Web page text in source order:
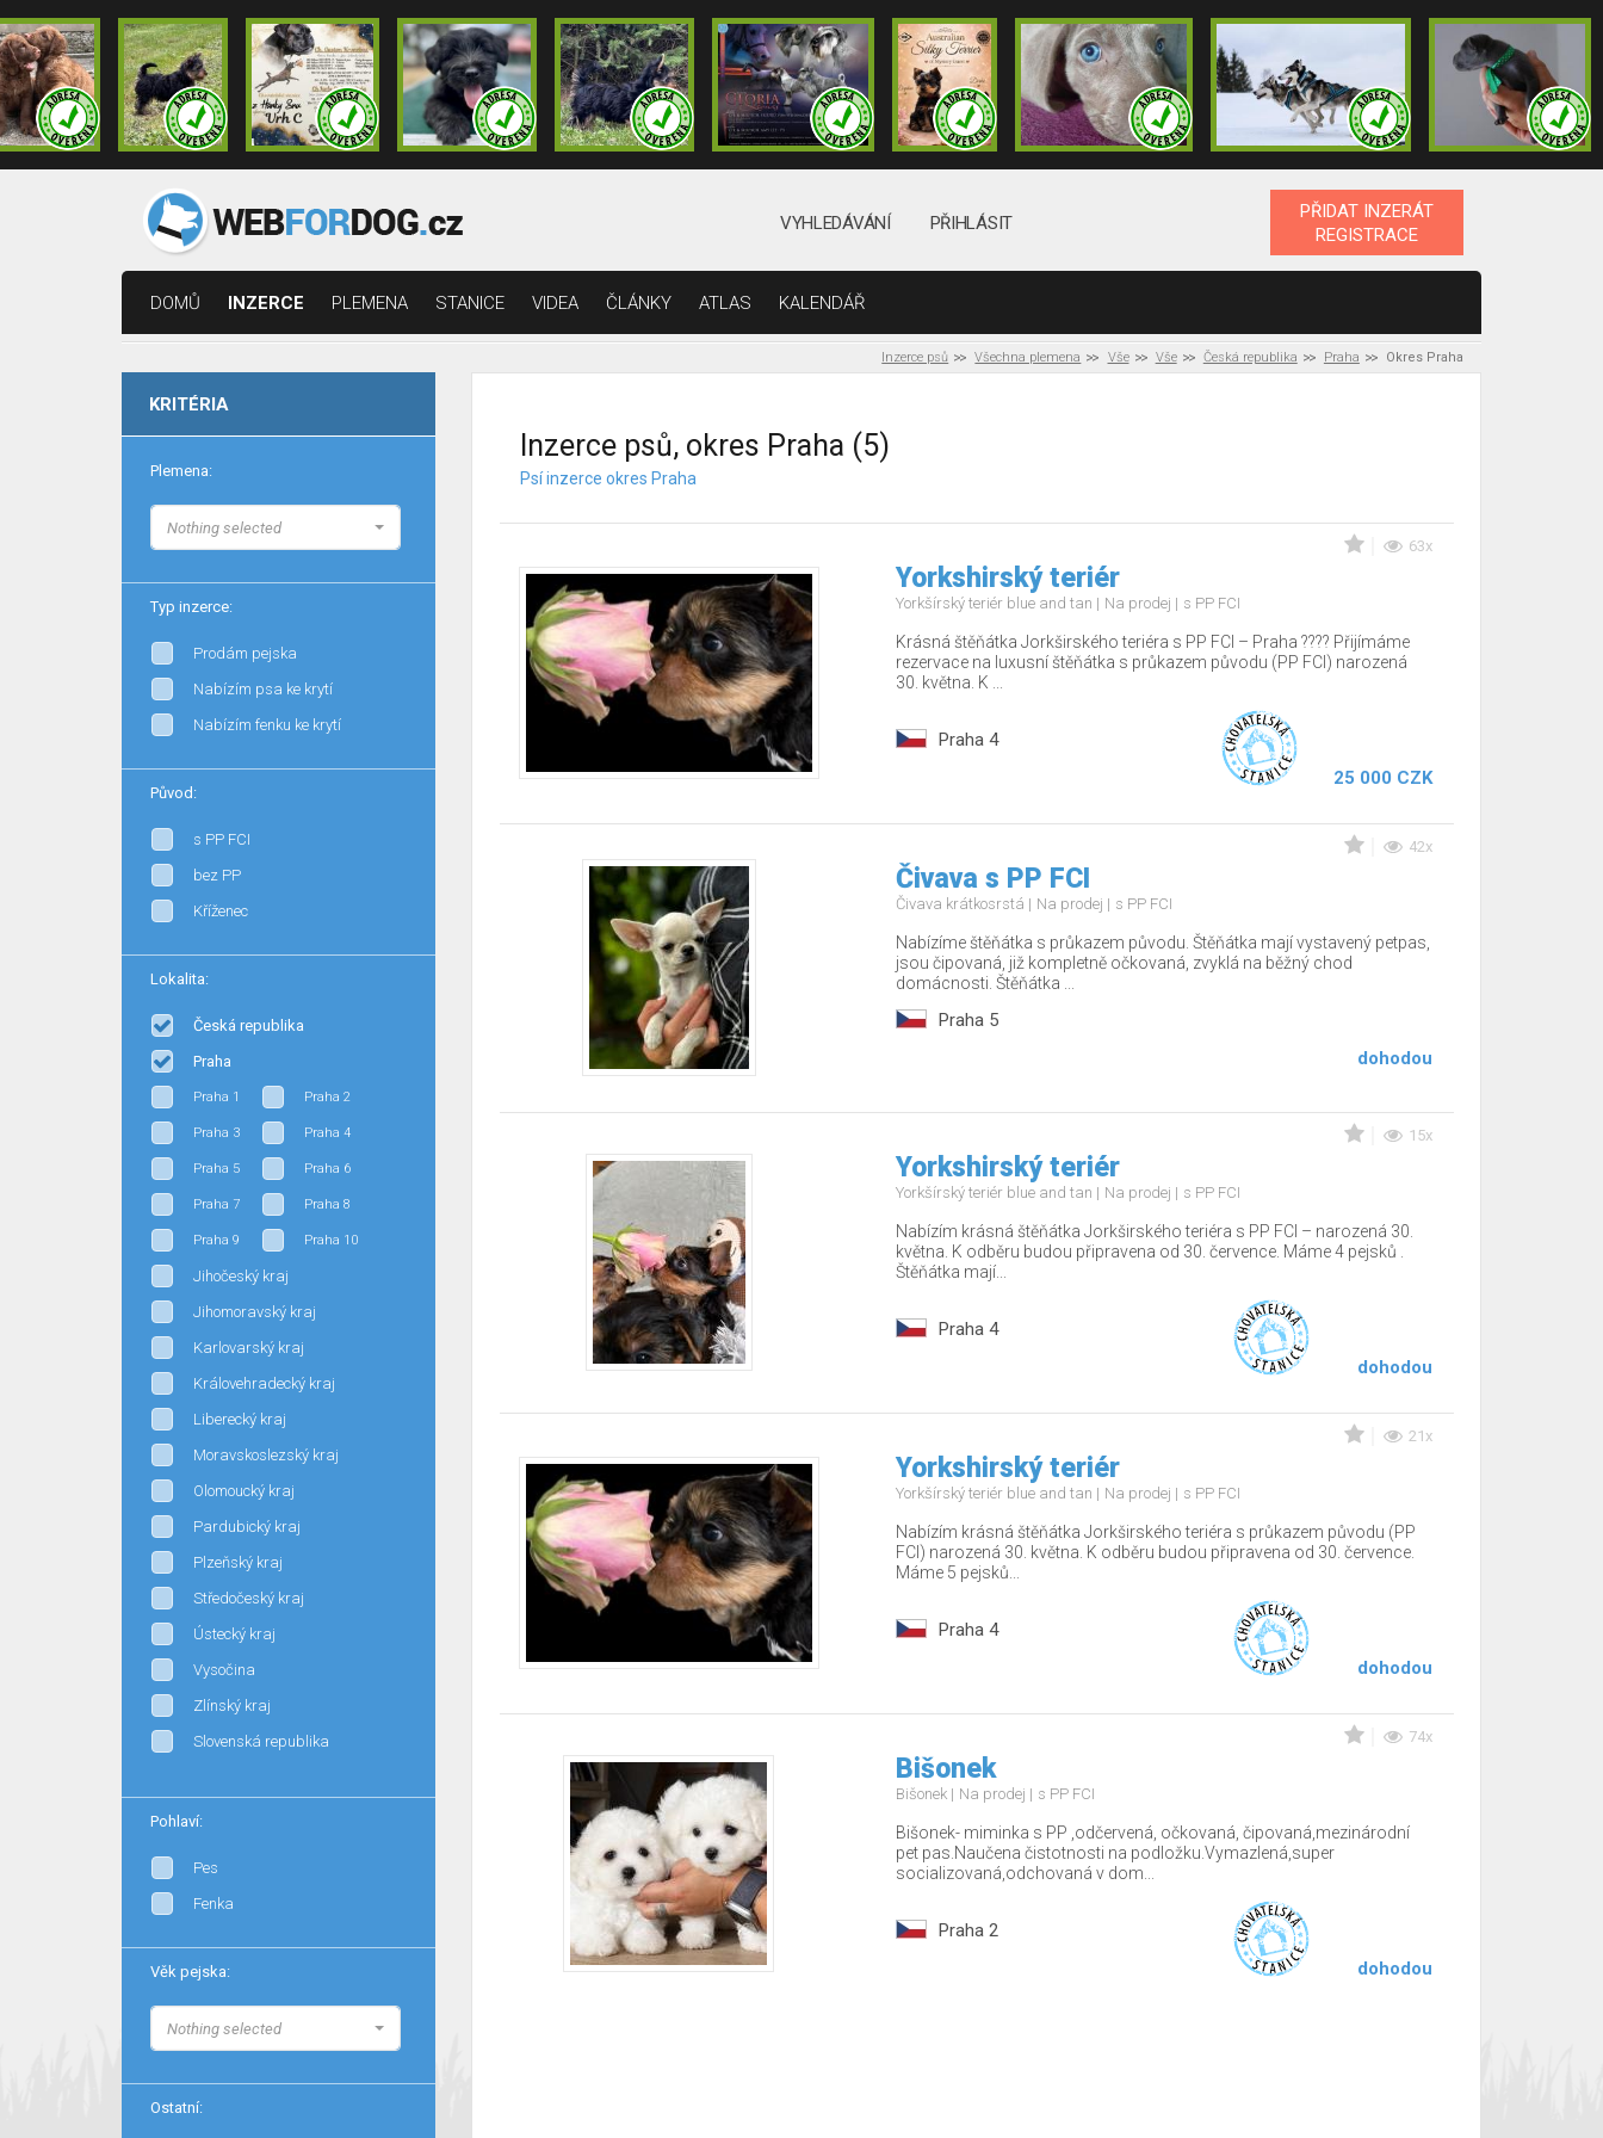
VYHLEDÁVÁNÍ PŘIHLÁSIT
PŘIDAT INZERÁT
REGISTRACE
DOMŮ INZERCE PLEMENA STANICE VIDEA ČLÁNKY ATLAS KALENDÁŘ
Inzerce psů Všechna plemena Vše Vše Česká republika Praha Okres Praha
KRITÉRIA
Plemena:
Nothing selected
Typ inzerce:
Prodám pejska
Nabízím psa ke krytí
Nabízím fenku ke krytí
Původ:
s PP FCI
bez PP
Kříženec
Lokalita:
Česká republika
Praha
Praha 1 Praha 2
Praha 3 Praha 4
Praha 5 Praha 6
Praha 7 Praha 8
Praha 9 Praha 10
Jihočeský kraj
Jihomoravský kraj
Karlovarský kraj
Královehradecký kraj
Liberecký kraj
Moravskoslezský kraj
Olomoucký kraj
Pardubický kraj
Plzeňský kraj
Středočeský kraj
Ústecký kraj
Vysočina
Zlínský kraj
Slovenská republika
Pohlaví:
Pes
Fenka
Věk pejska:
Nothing selected
Ostatní:
Inzerce psů, okres Praha (5)
Psí inzerce okres Praha
63x
Yorkshirský teriér
Yorkšírský teriér blue and tan Na prodej s PP FCI
Krásná štěňátka Jorkširského teriéra s PP FCI – Praha ???? Přijímáme
rezervace na luxusní štěňátka s průkazem původu (PP FCI) narozená
30. května. K ...
Praha 4
25 000 CZK
42x
Čivava s PP FCI
Čivava krátkosrstá Na prodej s PP FCI
Nabízíme štěňátka s průkazem původu. Štěňátka mají vystavený petpas,
jsou čipovaná, již kompletně očkovaná, zvyklá na běžný chod
domácnosti. Štěňátka ...
Praha 5
dohodou
15x
Yorkshirský teriér
Yorkšírský teriér blue and tan Na prodej s PP FCI
Nabízím krásná štěňátka Jorkširského teriéra s PP FCI – narozená 30.
května. K odběru budou připravena od 30. července. Máme 4 pejsků .
Štěňátka mají...
Praha 4
dohodou
21x
Yorkshirský teriér
Yorkšírský teriér blue and tan Na prodej s PP FCI
Nabízím krásná štěňátka Jorkširského teriéra s průkazem původu (PP
FCI) narozená 30. května. K odběru budou připravena od 30. července.
Máme 5 pejsků...
Praha 4
dohodou
74x
Bišonek
Bišonek Na prodej s PP FCI
Bišonek- miminka s PP ,odčervená, očkovaná, čipovaná,mezinárodní
pet pas.Naučena čistotnosti na podložku.Vymazlená,super
socializovaná,odchovaná v dom...
Praha 2
dohodou